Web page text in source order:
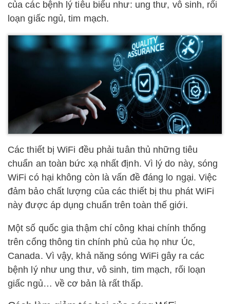
của các bệnh lý tiêu biểu như: ung thư, vô sinh, rối
loạn giấc ngủ, tim mạch.
Các thiết bị WiFi đều phải tuân thủ những tiêu
chuẩn an toàn bức xạ nhất định. Vì lý do này, sóng
WiFi có hại không còn là vấn đề đáng lo ngại. Việc
đảm bảo chất lượng của các thiết bị thu phát WiFi
này được áp dụng chuẩn trên toàn thế giới.
Một số quốc gia thậm chí công khai chính thống
trên cổng thông tin chính phủ của họ như Úc,
Canada. Vì vậy, khả năng sóng WiFi gây ra các
bệnh lý như ung thư, vô sinh, tim mạch, rối loạn
giấc ngủ… về cơ bản là rất thấp.